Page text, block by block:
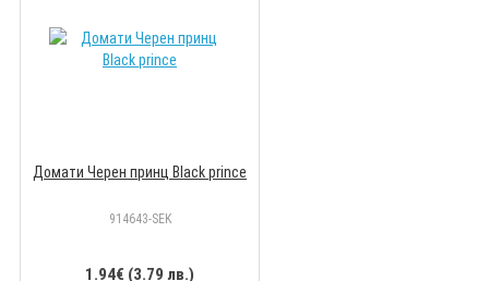
Домати Черен принц Black prince
914643-SEK
1.94€ (3.79 лв.)